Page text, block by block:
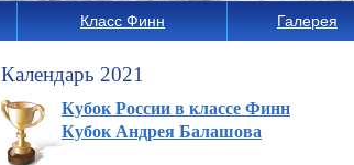
Класс Финн Галерея
Календарь 2021
Кубок России в классе Финн
Кубок Андрея Балашова